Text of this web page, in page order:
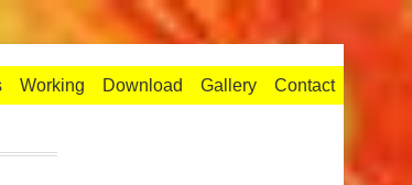
Working Download Gallery Contact